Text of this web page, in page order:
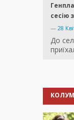
сесію
— 28
До